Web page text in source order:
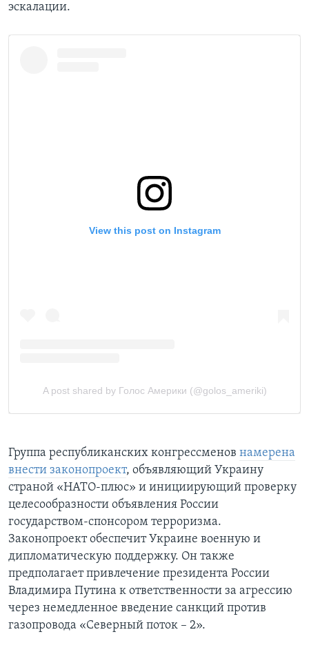
эскалации.
Группа республиканских конгрессменов намерена
внести законопроект, объявляющий Украину
страной «НАТО-плюс» и инициирующий проверку
целесообразности объявления России
государством-спонсором терроризма.
Законопроект обеспечит Украине военную и
дипломатическую поддержку. Он также
предполагает привлечение президента России
Владимира Путина к ответственности за агрессию
через немедленное введение санкций против
газопровода «Северный поток – 2».